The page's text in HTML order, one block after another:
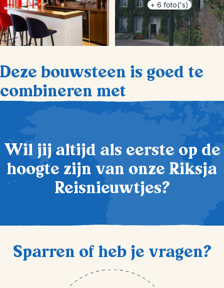
+ 6 foto('s)
Deze bouwsteen is goed te
combineren met
Wil jij altijd als eerste op de
hoogte zijn van onze Riksja
Reisnieuwtjes?
Sparren of heb je vragen?